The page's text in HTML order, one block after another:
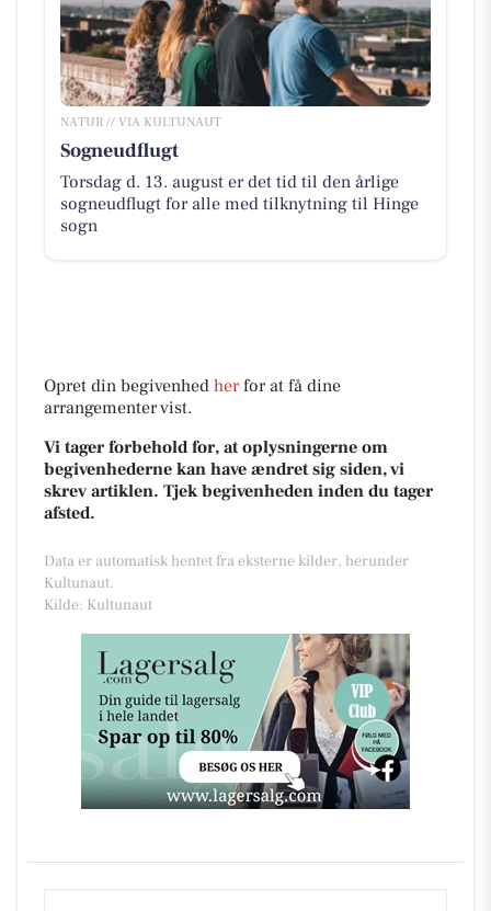
NATUR // VIA KULTUNAUT
Sogneudflugt
Torsdag d. 13. august er det tid til den årlige
sogneudflugt for alle med tilknytning til Hinge
sogn
Opret din begivenhed herfor at få dine
arrangementer vist.
Vi tager forbehold for, at oplysningerne om
begivenhederne kan have ændret sig siden, vi
skrev artiklen. Tjek begivenheden inden du tager
afsted.
Data er automatisk hentet fra eksterne kilder, herunder
Kultunaut.
Kilde: Kultunaut